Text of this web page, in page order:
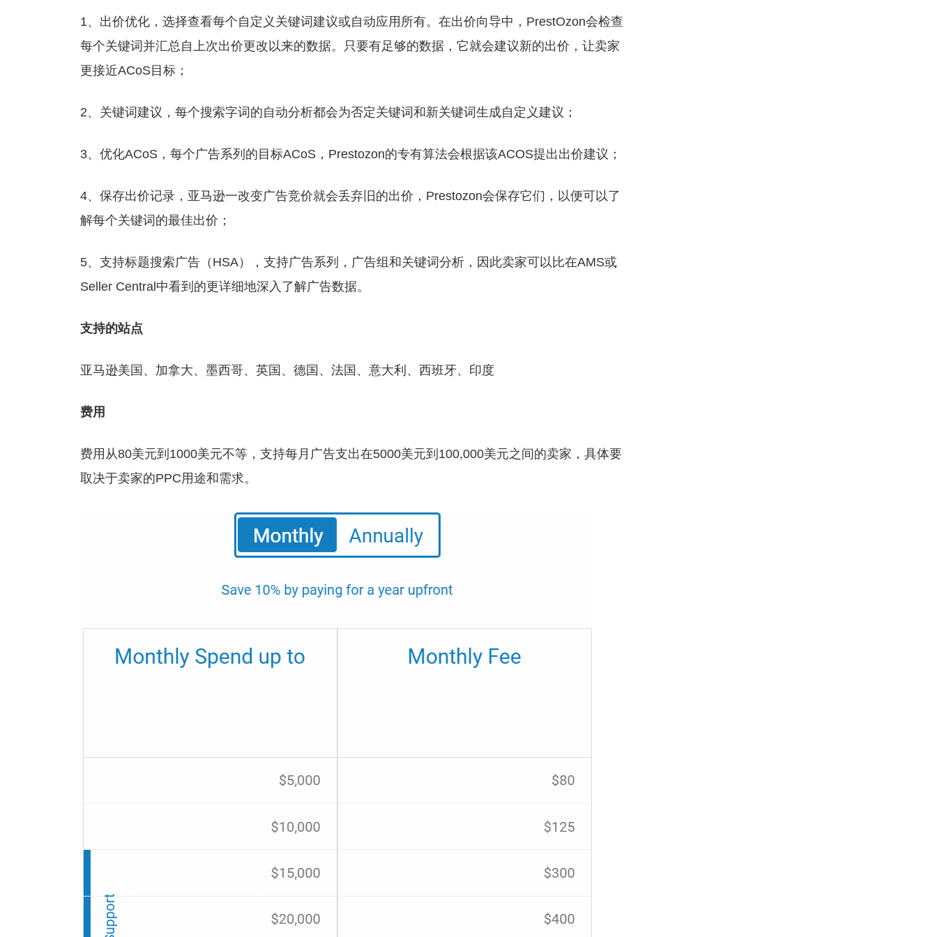
1、出价优化，选择查看每个自定义关键词建议或自动应用所有。在出价向导中，PrestOzon会检查
每个关键词并汇总自上次出价更改以来的数据。只要有足够的数据，它就会建议新的出价，让卖家
更接近ACoS目标；
2、关键词建议，每个搜索字词的自动分析都会为否定关键词和新关键词生成自定义建议；
3、优化ACoS，每个广告系列的目标ACoS，Prestozon的专有算法会根据该ACOS提出出价建议；
4、保存出价记录，亚马逊一改变广告竞价就会丢弃旧的出价，Prestozon会保存它们，以便可以了
解每个关键词的最佳出价；
5、支持标题搜索广告（HSA），支持广告系列，广告组和关键词分析，因此卖家可以比在AMS或
Seller Central中看到的更详细地深入了解广告数据。
支持的站点
亚马逊美国、加拿大、墨西哥、英国、德国、法国、意大利、西班牙、印度
费用
费用从80美元到1000美元不等，支持每月广告支出在5000美元到100,000美元之间的卖家，具体要
取决于卖家的PPC用途和需求。